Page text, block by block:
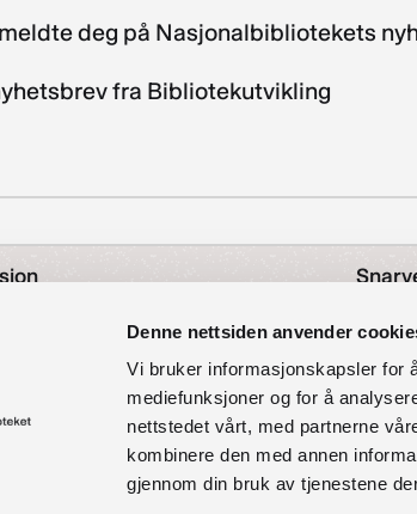
Denne nettsiden anvender
Vi bruker informasjonskapsler for
mediefunksjoner og for å
nettstedet vårt, med partnerne
kombinere den med annen
gjennom din bruk av tjenestene
deg på Nasjonalbibliotekets
fra Bibliotekutvikling
00
Om